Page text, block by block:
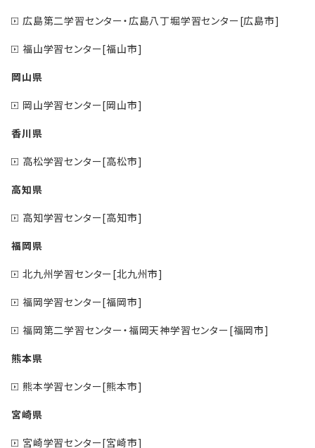
広島第二学習センター・広島八丁堀学習センター[広島市]
福山学習センター[福山市]
岡山県
岡山学習センター[岡山市]
香川県
高松学習センター[高松市]
高知県
高知学習センター[高知市]
福岡県
北九州学習センター[北九州市]
福岡学習センター[福岡市]
福岡第二学習センター・福岡天神学習センター[福岡市]
熊本県
熊本学習センター[熊本市]
宮崎県
宮崎学習センター[宮崎市]